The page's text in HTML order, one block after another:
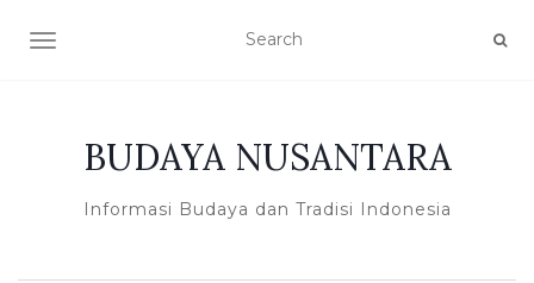
TOGGLE NAVIGATION
BUDAYA NUSANTARA
Informasi Budaya dan Tradisi Indonesia